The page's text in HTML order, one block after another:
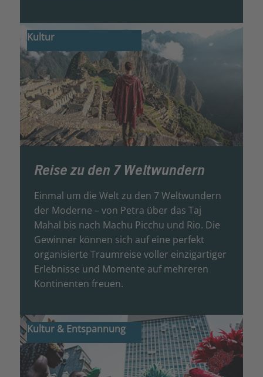
Kultur
Reise zu den 7 Weltwundern
Einmal um die Welt zu den 7 Weltwundern
der Moderne – von Petra über das Taj
Mahal bis nach Machu Picchu und Rio. Die
Gewinner können sich auf eine perfekt
organisierte Traumreise voller einzigartiger
Erlebnisse und Momente auf mehreren
Kontinenten freuen.
Kultur & Entspannung